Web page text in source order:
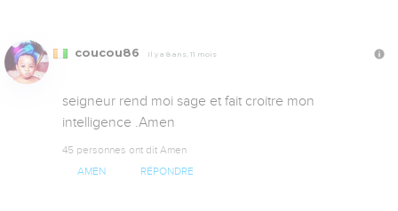
coucou86 Il y a 8 ans, 11 mois
seigneur rend moi sage et fait croitre mon
intelligence .Amen
45 personnes ont dit Amen
AMEN RÉPONDRE